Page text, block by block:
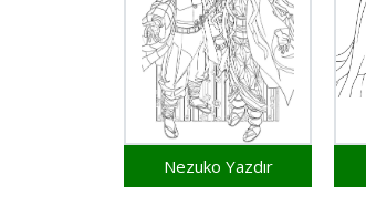
Nezuko Yazdır